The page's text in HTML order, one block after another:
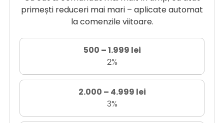
primești reduceri mai mari – aplicate automat
la comenzile viitoare.
500 – 1.999 lei
2%
2.000 – 4.999 lei
3%